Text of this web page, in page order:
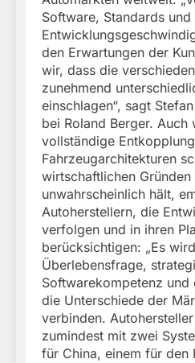
Software, Standards und
den Erwartungen der
wir, dass die
zunehmend
einschlagen“, sagt
bei Roland Berger. Auch
vollständige
Fahrzeugarchitekturen
wirtschaftlichen
unwahrscheinlich hält,
Autoherstellern, die
verfolgen und in ihren
berücksichtigen: „Es
Überlebensfrage,
Softwarekompetenz und
die Unterschiede der
verbinden.
zumindest mit zwei
für China, einem für den